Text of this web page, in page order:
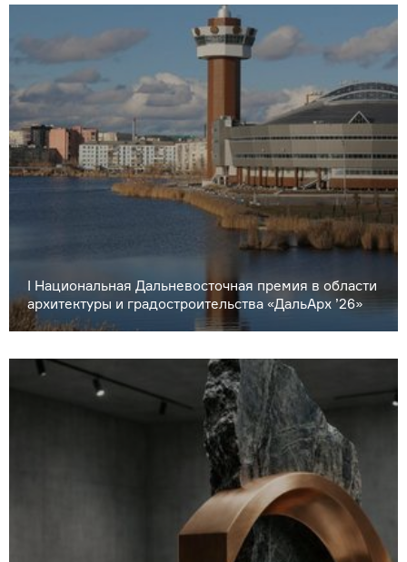
I Национальная Дальневосточная премия в области
архитектуры и градостроительства «ДальАрх ’26»